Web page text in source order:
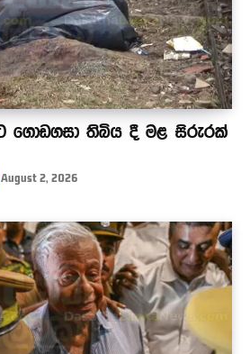
ගොඩගසා තිබිය දී මළ සිරුරක්
August 2, 2026